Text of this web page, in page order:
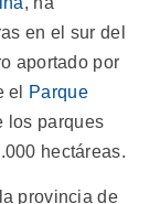
en el sur del
aportado por
el
Parque
los parques
hectáreas.
provincia de